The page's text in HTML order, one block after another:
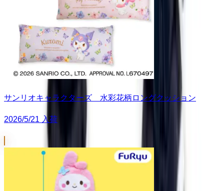
サンリオキャラクターズ 水彩花柄ロングクッション
2026/5/21 入荷